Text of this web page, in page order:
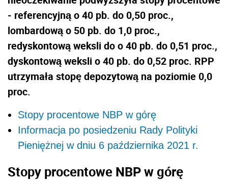
- referencyjną o 40 pb. do 0,50 proc.,
lombardową o 50 pb. do 1,0 proc.,
redyskontową weksli do o 40 pb. do 0,51 proc.,
dyskontową weksli o 40 pb. do 0,52 proc. RPP
utrzymała stopę depozytową na poziomie 0,0
proc.
Stopy procentowe NBP w górę
Informacja po posiedzeniu Rady Polityki
Pieniężnej w dniu 6 października 2021 r.
Stopy procentowe NBP w górę